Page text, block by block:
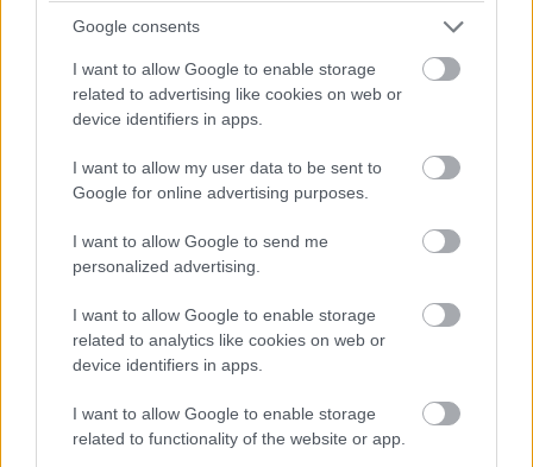
Google consents
I want to allow Google to enable storage
related to advertising like cookies on web or
device identifiers in apps.
I want to allow my user data to be sent to
Google for online advertising purposes.
I want to allow Google to send me
personalized advertising.
I want to allow Google to enable storage
related to analytics like cookies on web or
device identifiers in apps.
I want to allow Google to enable storage
related to functionality of the website or app.
A Gamecube megjelenésekor nem szerepelt
a premiercímek között, helyette a bajszos vízvezeték-
szerelő visszatérő segítője, Luigi kapott egy saját
játékot. És nem is rosszat, egy külső nézetes akció-
megszállt kúriát kellett megtisztítania
csodaporszívójával. Persze egy nagy rakás cuki karakter,